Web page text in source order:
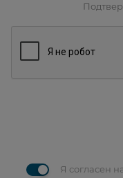
Я согласен на